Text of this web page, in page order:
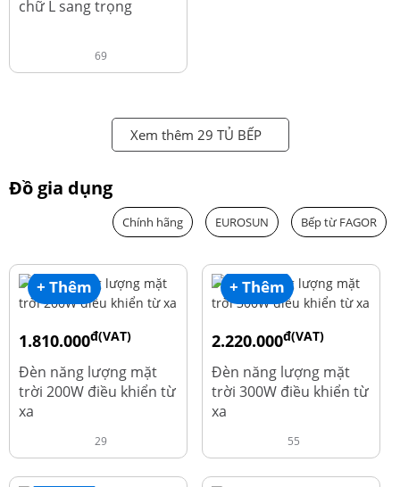
chữ L sang trọng
69
Xem thêm 29 TỦ BẾP
Đồ gia dụng
Chính hãng EUROSUN Bếp từ FAGOR
+ Thêm
1.810.000đ(VAT)
1.960.000
Đèn năng lượng mặt
trời 200W điều khiển từ
xa
29
+ Thêm
2.220.000đ(VAT)
2.390.000
Đèn năng lượng mặt
trời 300W điều khiển từ
xa
55